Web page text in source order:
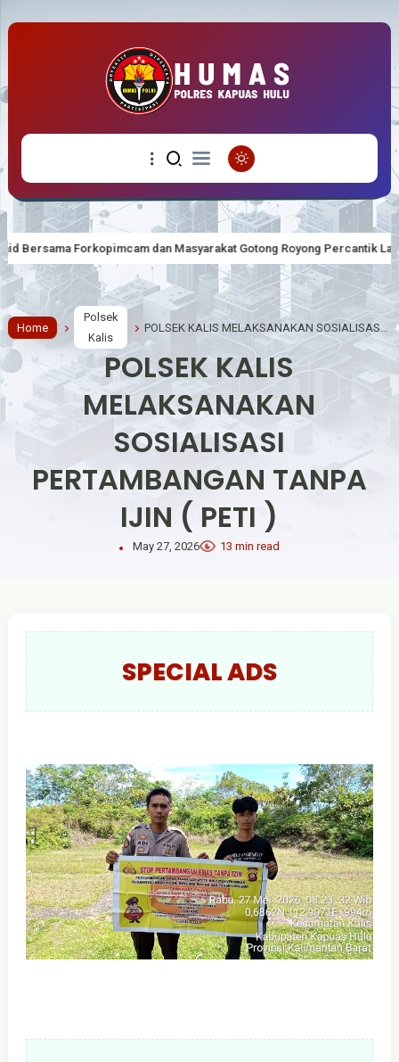
dan Masyarakat Gotong Royong Percantik Lapangan Upacara HUT
Home
Polsek
Kalis
POLSEK KALIS
MELAKSANAKAN
SOSIALISASI
PERTAMBANGAN TANPA
IJIN ( PETI )
May 27, 2026 13 min read
SPECIAL ADS